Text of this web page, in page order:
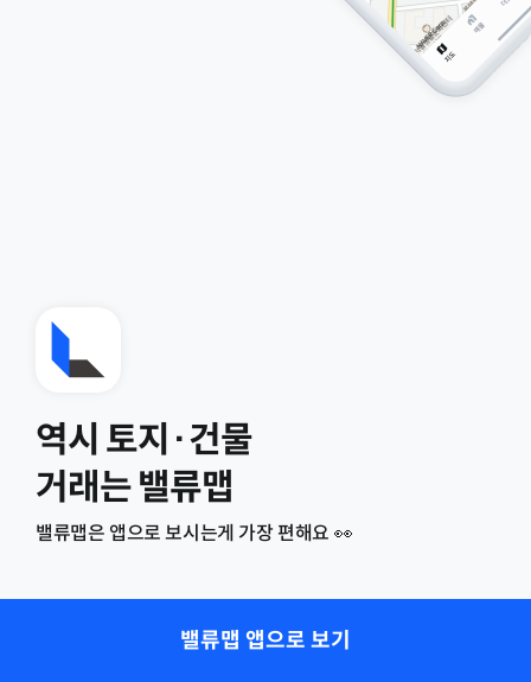
역시 토지·건물
거래는 밸류맵
밸류맵은 앱으로 보시는게 가장 편해요 👀
밸류맵 앱으로 보기